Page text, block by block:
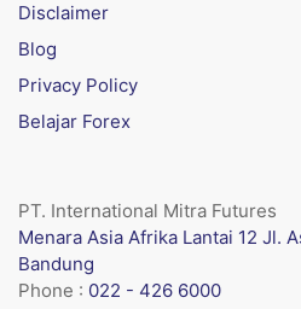
Disclaimer
Blog
Privacy Policy
Belajar Forex
PT. International Mitra Futures
Menara Asia Afrika Lantai 12 Jl.
Bandung
Phone : 022 - 426 6000